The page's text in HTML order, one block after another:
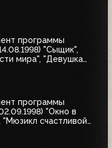
программы
"Сыщик",
мира", "Девушка
программы
"Окно в
счастливой